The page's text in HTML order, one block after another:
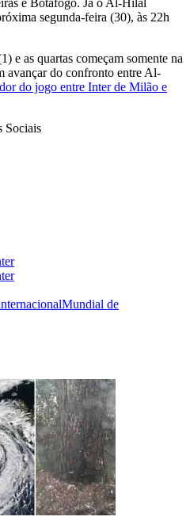
e Botafogo. Já o Al-Hilal
segunda-feira (30), às 22h
e as quartas começam somente na
avançar do confronto entre Al-
do jogo entre Inter de Milão e
Sociais
Mundial de